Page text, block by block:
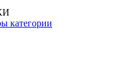
категории